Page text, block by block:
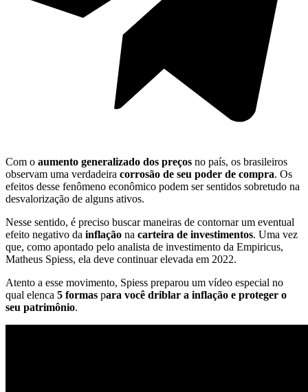
Com o aumento generalizado dos preços no país, os brasileiros
observam uma verdadeira corrosão de seu poder de compra. Os
efeitos desse fenômeno econômico podem ser sentidos sobretudo na
desvalorização de alguns ativos.
Nesse sentido, é preciso buscar maneiras de contornar um eventual
efeito negativo da inflação na carteira de investimentos. Uma vez
que, como apontado pelo analista de investimento da Empiricus,
Matheus Spiess, ela deve continuar elevada em 2022.
Atento a esse movimento, Spiess preparou um vídeo especial no
qual elenca 5 formas para você driblar a inflação e proteger o
seu patrimônio.